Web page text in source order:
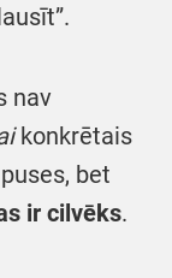
nav
konkrētais
bet
ir cilvēks.